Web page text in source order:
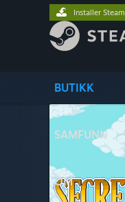
BUTIKK
SAMFUNN
OM
Installer Steam